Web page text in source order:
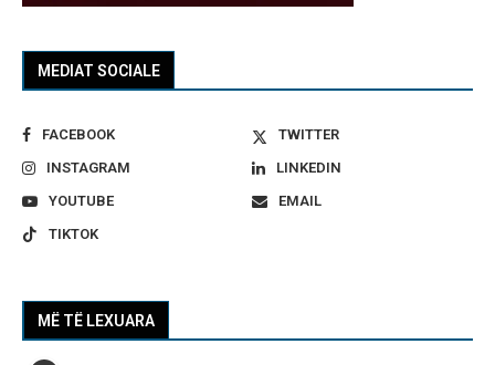
MEDIAT SOCIALE
FACEBOOK
TWITTER
INSTAGRAM
LINKEDIN
YOUTUBE
EMAIL
TIKTOK
MË TË LEXUARA